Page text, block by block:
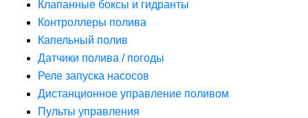
Клапанные боксы и гидранты
Контроллеры полива
Капельный полив
Датчики полива / погоды
Реле запуска насосов
Дистанционное управление поливом
Пульты управления